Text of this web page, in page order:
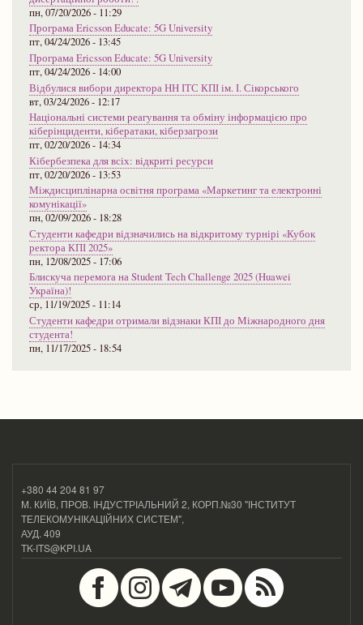
пн, 07/20/2026 - 11:29
Програма Ericsson Educate: 5G University
пт, 04/24/2026 - 13:45
Програма Ericsson Educate: 5G University
пт, 04/24/2026 - 14:00
Відбулися вибори директора НН ІТС КПІ ім. І. Сікорського
вт, 03/24/2026 - 12:17
Національні системи реагування та обміну інформацією про
кіберінциденти, кібератаки, кіберзагрози
пт, 02/20/2026 - 14:34
Кібербезпека для всіх: відкриті ресурси
пт, 02/20/2026 - 13:53
Міждисциплінарна освітня програма «Маркетинг та електронні
комунікації»
пн, 02/09/2026 - 18:28
Студенти кафедри відзначились на відкритому турнірі «Кубок
ректора КПІ 2025»
пн, 12/08/2025 - 17:06
Блискуча перемога на Student Tech Challenge 2025 (Huawei
Україна)!
ср, 11/19/2025 - 11:14
Студенти кафедри отримали відзнаки КПІ до Міжнародного дня
студента!
пн, 11/17/2025 - 18:54
+380 44 204 81 97
М. КИЇВ, ПРОВ. ІНДУСТРІАЛЬНИЙ 2, КОРП.№30 "ІНСТИТУТ
ТЕЛЕКОМУНІКАЦІЙНИХ СИСТЕМ",
АУД. 409
TK-ITS@KPI.UA